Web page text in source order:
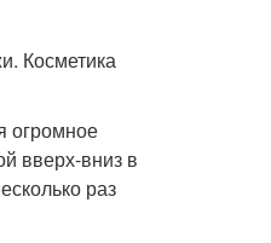
Косметика
огромное
вверх-вниз в
раз